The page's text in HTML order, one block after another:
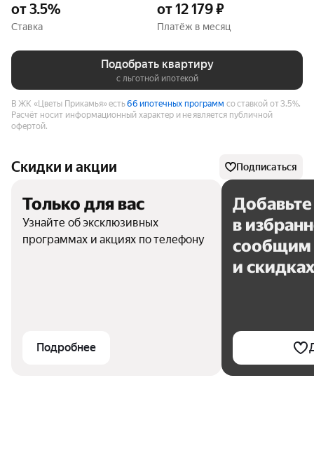
от 3.5%
Ставка
от 12 179 ₽
Платёж в месяц
Подобрать квартиру
с льготной ипотекой
В ЖК «Цветы Прикамья» есть66 ипотечных программ со ставкой от 3.5%.
Расчёт носит информационный характер и не является публичной
офертой.
Скидки и акции Подписаться
Только для вас
Узнайте об эксклюзивных
программах и акциях по телефону
Подробнее
Добавьте
в
сообщим
и скидках